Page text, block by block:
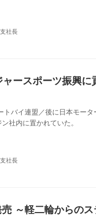
社長
ースポーツ振興に
バイ連盟／後に日本モータ
社内に置かれていた。
社長
～軽二輪からの